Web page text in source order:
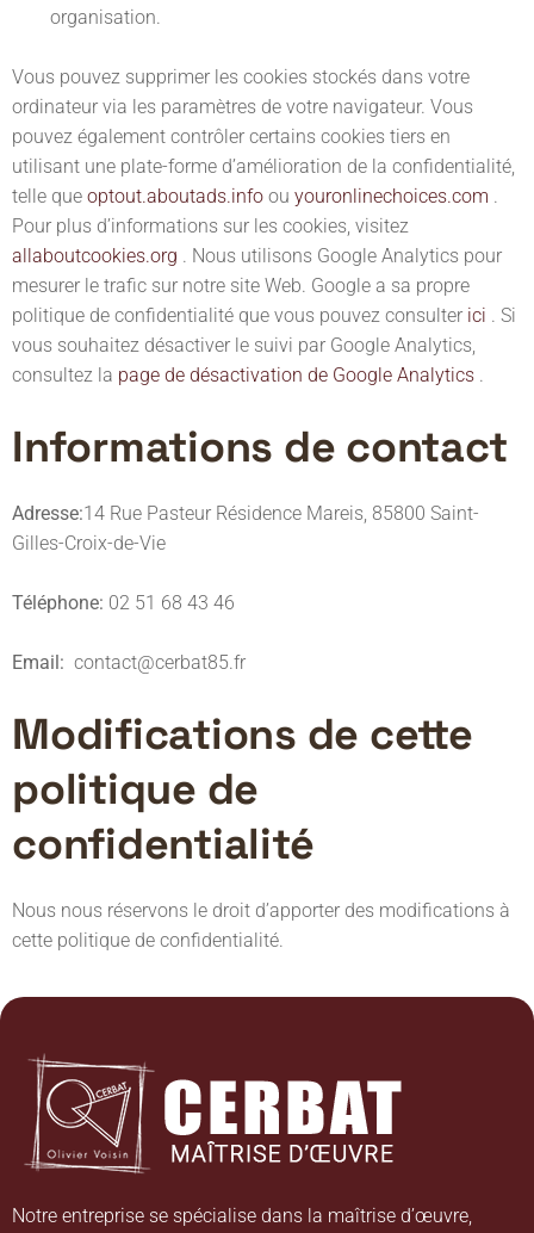
organisation.
Vous pouvez supprimer les cookies stockés dans votre
ordinateur via les paramètres de votre navigateur. Vous
pouvez également contrôler certains cookies tiers en
utilisant une plate-forme d’amélioration de la confidentialité,
telle que optout.aboutads.info ou youronlinechoices.com .
Pour plus d’informations sur les cookies, visitez
allaboutcookies.org . Nous utilisons Google Analytics pour
mesurer le trafic sur notre site Web. Google a sa propre
politique de confidentialité que vous pouvez consulter ici . Si
vous souhaitez désactiver le suivi par Google Analytics,
consultez la page de désactivation de Google Analytics .
Informations de contact
Adresse:14 Rue Pasteur Résidence Mareis, 85800 Saint-
Gilles-Croix-de-Vie
Téléphone: 02 51 68 43 46
Email: contact@cerbat85.fr
Modifications de cette
politique de
confidentialité
Nous nous réservons le droit d’apporter des modifications à
cette politique de confidentialité.
Notre entreprise se spécialise dans la maîtrise d’œuvre,